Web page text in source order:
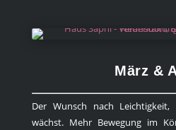
März &
Der Wunsch nach
wächst. Mehr Bewegung im